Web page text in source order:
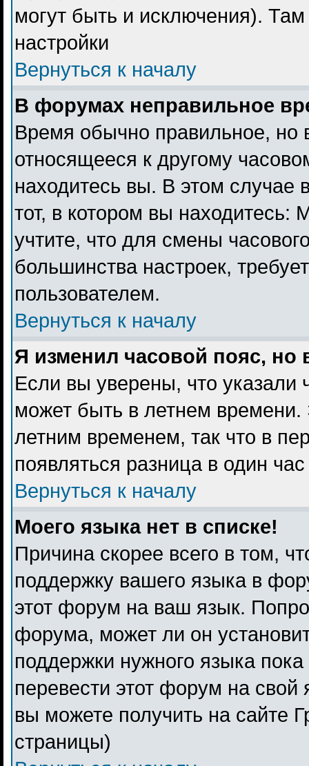
могут быть и исключения).
настройки
Вернуться к началу
В форумах неправильное
Время обычно правильное, но
относящееся к другому
находитесь вы. В этом случае
тот, в котором вы находитесь:
учтите, что для смены
большинства настроек,
пользователем.
Вернуться к началу
Я изменил часовой пояс, но
Если вы уверены, что указали
может быть в летнем
летним временем, так что в
появляться разница в один
Вернуться к началу
Моего языка нет в списке!
Причина скорее всего в том,
поддержку вашего языка в
этот форум на ваш язык.
форума, может ли он
поддержки нужного языка
перевести этот форум на
вы можете получить на сайте
страницы)